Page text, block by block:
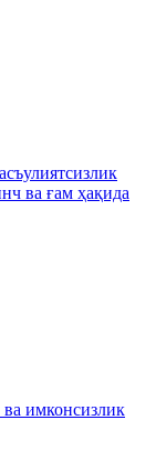
ва ғам ҳақида
имконсизлик